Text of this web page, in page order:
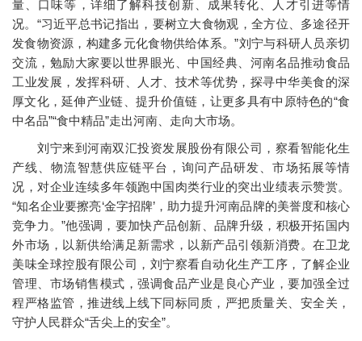
量、口味等，详细了解科技创新、成果转化、人才引进等情
况。“习近平总书记指出，要树立大食物观，全方位、多途径开
发食物资源，构建多元化食物供给体系。”刘宁与科研人员亲切
交流，勉励大家要以世界眼光、中国经典、河南名品推动食品
工业发展，发挥科研、人才、技术等优势，探寻中华美食的深
厚文化，延伸产业链、提升价值链，让更多具有中原特色的“食
中名品”“食中精品”走出河南、走向大市场。
刘宁来到河南双汇投资发展股份有限公司，察看智能化生
产线、物流智慧供应链平台，询问产品研发、市场拓展等情
况，对企业连续多年领跑中国肉类行业的突出业绩表示赞赏。
“知名企业要擦亮‘金字招牌’，助力提升河南品牌的美誉度和核心
竞争力。”他强调，要加快产品创新、品牌升级，积极开拓国内
外市场，以新供给满足新需求，以新产品引领新消费。在卫龙
美味全球控股有限公司，刘宁察看自动化生产工序，了解企业
管理、市场销售模式，强调食品产业是良心产业，要加强全过
程严格监管，推进线上线下同标同质，严把质量关、安全关，
守护人民群众“舌尖上的安全”。